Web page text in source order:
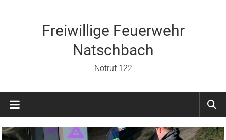
Freiwillige Feuerwehr
Natschbach
Notruf 122